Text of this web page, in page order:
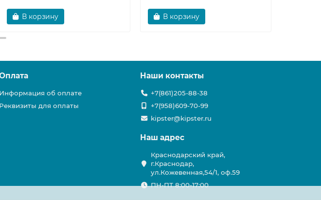
В корзину В корзину
Информация об оплате
Реквизиты для оплаты
Наши контакты
+7(861)205-88-38
+7(958)609-70-99
kipster@kipster.ru
Наш адрес
Краснодарский край,
г.Краснодар,
ул.Кожевенная,54/1, оф.59
ПН-ПТ 8:00-17:00